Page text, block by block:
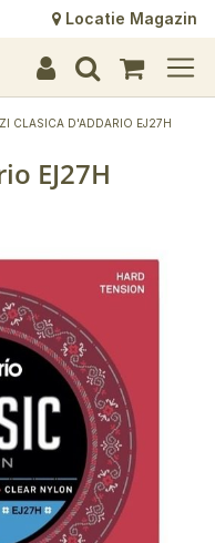
Locatie Magazin
+
+
+
+
+
+
+
+
+
+
+
+
+
+
CLASICA D'ADDARIO EJ27H
EJ27H